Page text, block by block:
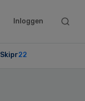
Inloggen
Search
Skipr22